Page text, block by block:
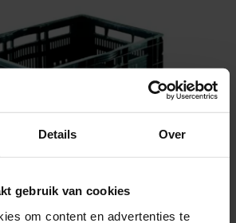
Details Over
gebruik van cookies
om content en advertenties te